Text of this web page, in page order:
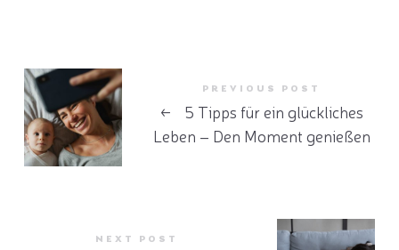
PREVIOUS POST
←
5 Tipps für ein glückliches
Leben – Den Moment genießen
NEXT POST